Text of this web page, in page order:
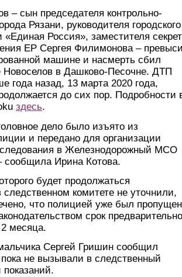
– сын председателя контрольно-
Рязани, руководителя городского
«Единая Россия», заместителя
ЕР Сергея Филимонова –
машине и насмерть сбил
Новоселов в Дашково-Песочне. ДТП
года назад, 13 марта 2020 года,
до сих пор. Подробности
здесь.
дело было изъято из
и передано для организации
в Железнодорожный МСО
сообщила Ирина Котова.
будет продолжаться
следственном комитете не уточнили,
что полицией уже был пропущен
срок
месяца.
Сергей Гришин сообщил
не вызывали в следственный